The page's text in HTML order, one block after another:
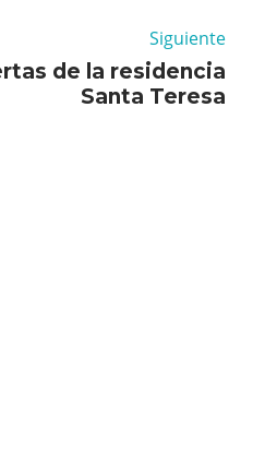
Siguiente
de la residencia
Santa Teresa